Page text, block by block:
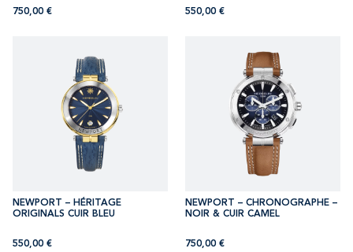
750,00 € 550,00 €
NEWPORT – HÉRITAGE
ORIGINALS CUIR BLEU
550,00 €
NEWPORT – CHRONOGRAPHE –
NOIR & CUIR CAMEL
750,00 €